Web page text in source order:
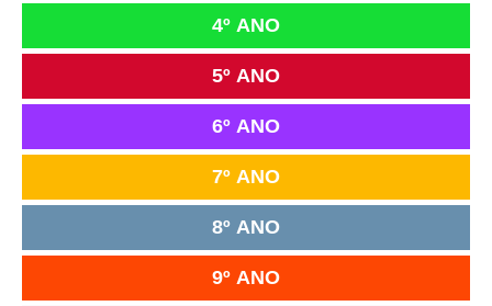
4º ANO
5º ANO
6º ANO
7º ANO
8º ANO
9º ANO